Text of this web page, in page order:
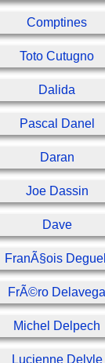
Comptines
Toto Cutugno
Dalida
Pascal Danel
Daran
Joe Dassin
Dave
FranÃ§ois
FrÃ©ro Delavega
Michel Delpech
Lucienne Delyle